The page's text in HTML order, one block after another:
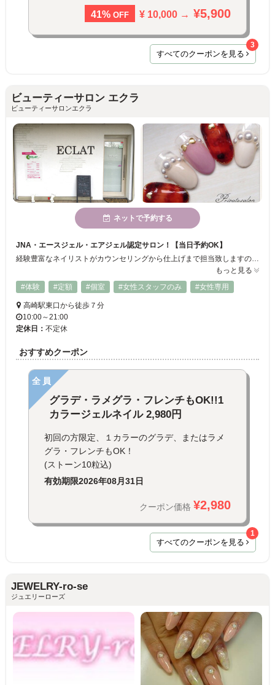
41% OFF ¥ 10,000 → ¥5,900
すべてのクーポンを見る
3
ビューティーサロン エクラ
ビューティーサロンエクラ
ネットで予約する
JNA・エースジェル・エアジェル認定サロン！【当日予約OK】
経験豊富なネイリストがカウンセリングから仕上げまで担当致しますので、様々 なご要望にお応え致します♪半個室空間でプライベートサロンなので日ごろ の疲れも癒せるようにくつろいで頂けます☆ 是非、一度当店へ足を運んでみて下さい！癒しの空間でキレイになりましょう♪
もっと見る
#体験
#定額 #個室 #女性スタッフのみ #女性専用
高崎駅東口から徒歩７分
10:00～21:00
定休日： 不定休
おすすめクーポン
全員
グラデ・ラメグラ・フレンチもOK!!1
カラージェルネイル 2,980円
初回の方限定、１カラーのグラデ、またはラメ
グラ・フレンチもOK！
(ストーン10粒込)
有効期限2026年08月31日
クーポン価格 ¥2,980
すべてのクーポンを見る
1
JEWELRY-ro-se
ジュエリーローズ